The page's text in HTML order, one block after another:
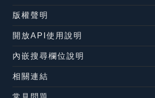
版權聲明
開放API使用說明
內嵌搜尋欄位說明
相關連結